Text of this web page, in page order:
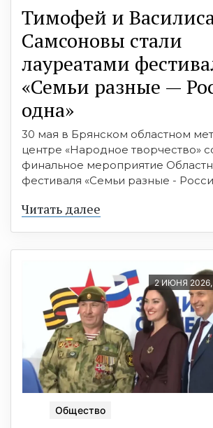
Тимофей и
Самсоновы стали
лауреатами
«Семьи разные —
одна»
30 мая в Брянском областном
центре «Народное творчество»
финальное мероприятие
фестиваля «Семьи разные -
Читать далее
2 ИЮНЯ 2026,
Общество